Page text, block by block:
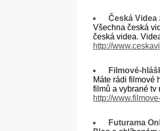
Česká Videa
Všechna česká
česká videa.
http://
Filmové-
Máte rádi filmové
filmů a vybrané tv
http://
Futurama